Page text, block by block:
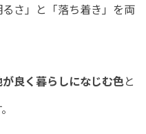
さ」と「落ち着き」を両
良く暮らしになじむ色と